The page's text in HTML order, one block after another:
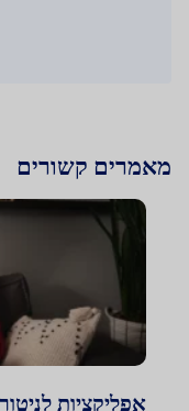
מאמרים קשורים
אפליקציות